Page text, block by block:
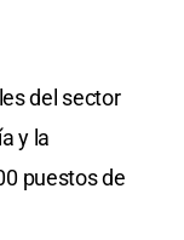
del sector
y la
puestos de